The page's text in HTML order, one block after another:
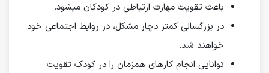
باعث تقویت مهارت ارتباطی در کودکان میشود.
در بزرگسالی کمتر دچار مشکل، در روابط اجتماعی خود
خواهند شد.
توانایی انجام کارهای همزمان را در کودک تقویت